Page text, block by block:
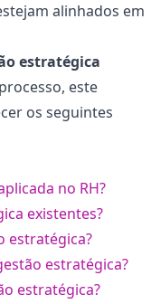
alinhados em
estratégica
este
os seguintes
no RH?
existentes?
estratégica?
estratégica?
estratégica?